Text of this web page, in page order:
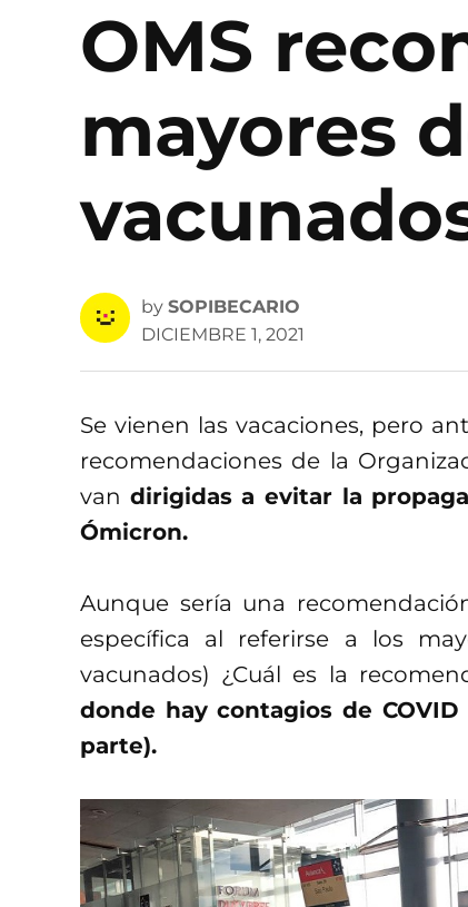
OMS
mayores
by SOPIBECARIO
DICIEMBRE 1, 2021
Se vienen las vacaciones, pero
recomendaciones de la
van dirigidas a evitar la
Ómicron.
Aunque sería una
específica al referirse a los
vacunados) ¿Cuál es la
donde hay contagios de
parte).